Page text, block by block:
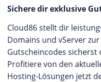
Sichere dir exklusive
Cloud86 stellt dir
Domains und vServer
Gutscheincodes
Profitiere von den
Hosting-Lösungen jetzt